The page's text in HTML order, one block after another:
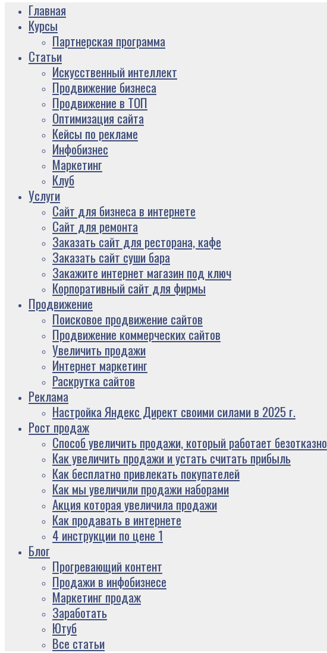
Главная
Курсы
Партнерская программа
Статьи
Искусственный интеллект
Продвижение бизнеса
Продвижение в ТОП
Оптимизация сайта
Кейсы по рекламе
Инфобизнес
Маркетинг
Клуб
Услуги
Сайт для бизнеса в интернете
Сайт для ремонта
Заказать сайт для ресторана, кафе
Заказать сайт суши бара
Закажите интернет магазин под ключ
Корпоративный сайт для фирмы
Продвижение
Поисковое продвижение сайтов
Продвижение коммерческих сайтов
Увеличить продажи
Интернет маркетинг
Раскрутка сайтов
Реклама
Настройка Яндекс Директ своими силами в 2025 г.
Рост продаж
Способ увеличить продажи, который работает безотказно
Как увеличить продажи и устать считать прибыль
Как бесплатно привлекать покупателей
Как мы увеличили продажи наборами
Акция которая увеличила продажи
Как продавать в интернете
4 инструкции по цене 1
Блог
Прогревающий контент
Продажи в инфобизнесе
Маркетинг продаж
Заработать
Ютуб
Все статьи